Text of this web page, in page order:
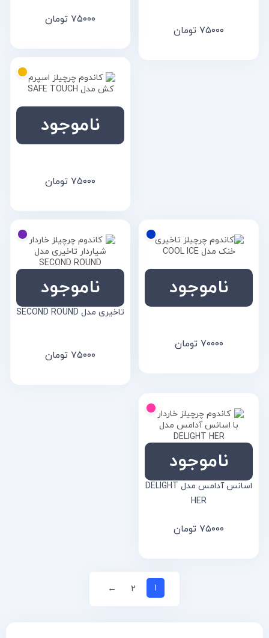
۷۵۰۰۰ تومان
۷۵۰۰۰ تومان
ناموجود
کاندوم چرچیلز اسپرم کش
۷۵۰۰۰ تومان
ناموجود
کاندوم چرچیلز تاخیری خنک
۷۰۰۰۰ تومان
ناموجود
کاندوم چرچیلز خاردار شیاردار
تاخیری مدل SECOND ROUND
۷۵۰۰۰ تومان
ناموجود
کاندوم چرچیلز خاردار با
اسانس آدامس مدل DELIGHT
HER
۷۵۰۰۰ تومان
۱ ۲ ←